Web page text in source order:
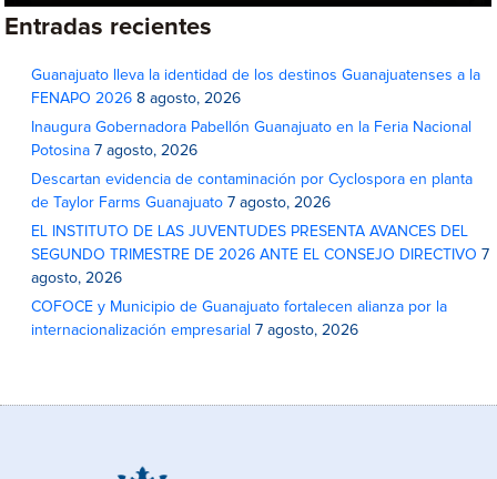
Entradas recientes
Guanajuato lleva la identidad de los destinos Guanajuatenses a la
FENAPO 2026 8 agosto, 2026
Inaugura Gobernadora Pabellón Guanajuato en la Feria Nacional
Potosina 7 agosto, 2026
Descartan evidencia de contaminación por Cyclospora en planta
de Taylor Farms Guanajuato 7 agosto, 2026
EL INSTITUTO DE LAS JUVENTUDES PRESENTA AVANCES DEL
SEGUNDO TRIMESTRE DE 2026 ANTE EL CONSEJO DIRECTIVO 7
agosto, 2026
COFOCE y Municipio de Guanajuato fortalecen alianza por la
internacionalización empresarial 7 agosto, 2026